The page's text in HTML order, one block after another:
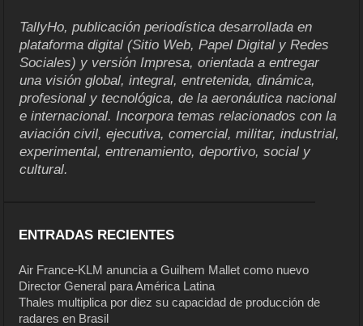
TallyHo, publicación periodística desarrollada en
plataforma digital (Sitio Web, Papel Digital y Redes
Sociales) y versión Impresa, orientada a entregar
una visión global, integral, entretenida, dinámica,
profesional y tecnológica, de la aeronáutica nacional
e internacional. Incorpora temas relacionados con la
aviación civil, ejecutiva, comercial, militar, industrial,
experimental, entrenamiento, deportivo, social y
cultural.
ENTRADAS RECIENTES
Air France-KLM anuncia a Guilhem Mallet como nuevo
Director General para América Latina
Thales multiplica por diez su capacidad de producción de
radares en Brasil